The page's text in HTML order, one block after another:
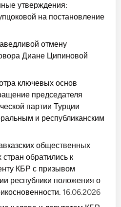
утверждения:
на постановление
отмену
Диане Ципиновой
ключевых основ
председателя
партии Турции
и республиканским
общественных
обратились к
КБР с призывом
республики положения о
16.06.2026